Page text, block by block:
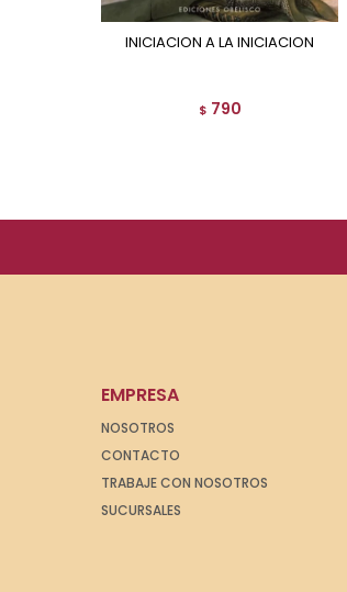
INICIACION A LA INICIACION
$ 790
EMPRESA
NOSOTROS
CONTACTO
TRABAJE CON NOSOTROS
SUCURSALES